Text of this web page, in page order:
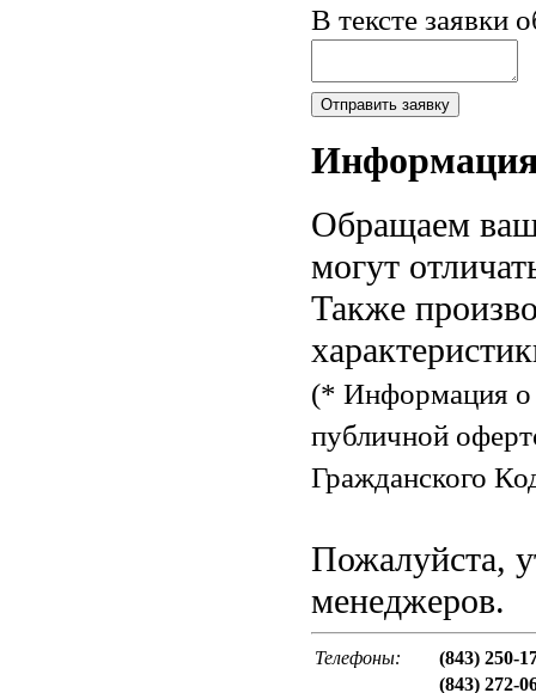
В тексте заявки
Обращаем
могут
Также
(* Информация о
публичной
Гражданского
Пожалуйста,
менеджеров.
Телефоны:
(843) 250-
(843) 272-